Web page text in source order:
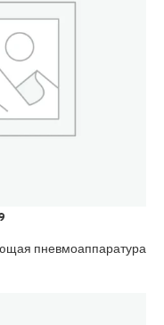
пневмоаппаратура